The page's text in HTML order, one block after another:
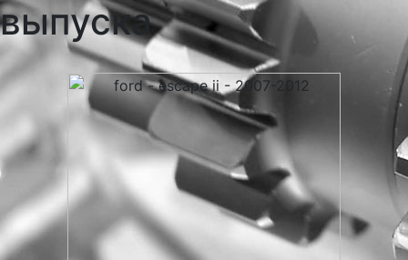
выпуска